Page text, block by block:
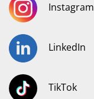
Instagram
LinkedIn
TikTok